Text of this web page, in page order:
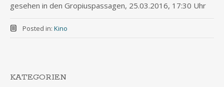
gesehen in den Gropiuspassagen, 25.03.2016, 17:30 Uhr
Posted in: Kino
KATEGORIEN